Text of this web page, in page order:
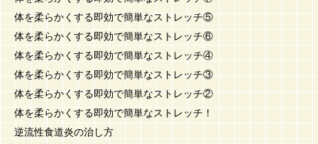
体を柔らかくする即効で簡単なストレッチ⑤
体を柔らかくする即効で簡単なストレッチ⑥
体を柔らかくする即効で簡単なストレッチ④
体を柔らかくする即効で簡単なストレッチ③
体を柔らかくする即効で簡単なストレッチ②
体を柔らかくする即効で簡単なストレッチ！
逆流性食道炎の治し方